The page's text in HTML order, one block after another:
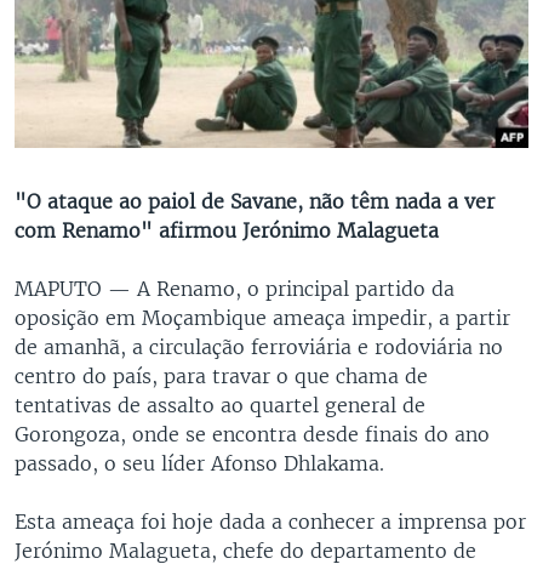
"O ataque ao paiol de Savane, não têm nada a ver
com Renamo" afirmou Jerónimo Malagueta
MAPUTO — A Renamo, o principal partido da
oposição em Moçambique ameaça impedir, a partir
de amanhã, a circulação ferroviária e rodoviária no
centro do país, para travar o que chama de
tentativas de assalto ao quartel general de
Gorongoza, onde se encontra desde finais do ano
passado, o seu líder Afonso Dhlakama.
Esta ameaça foi hoje dada a conhecer a imprensa por
Jerónimo Malagueta, chefe do departamento de